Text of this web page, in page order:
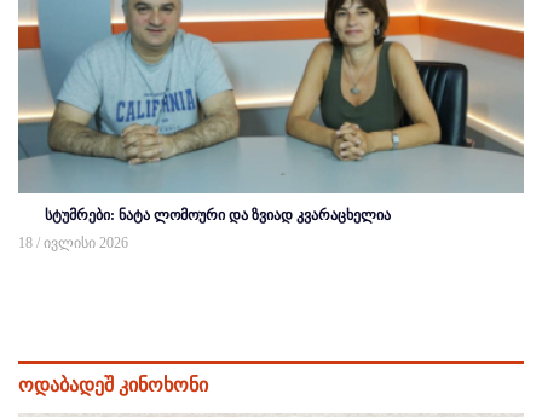
სტუმრები: ნატა ლომოური და ზვიად კვარაცხელია
18 / ივლისი 2026
ოდაბადეშ კინოხონი